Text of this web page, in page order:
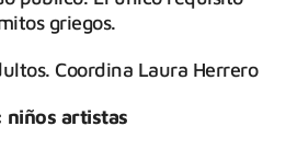
griegos.
Coordina Laura Herrero
niños artistas